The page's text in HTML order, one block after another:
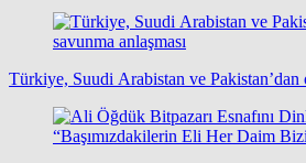
Türkiye, Suudi Arabistan ve Pakistan’dan